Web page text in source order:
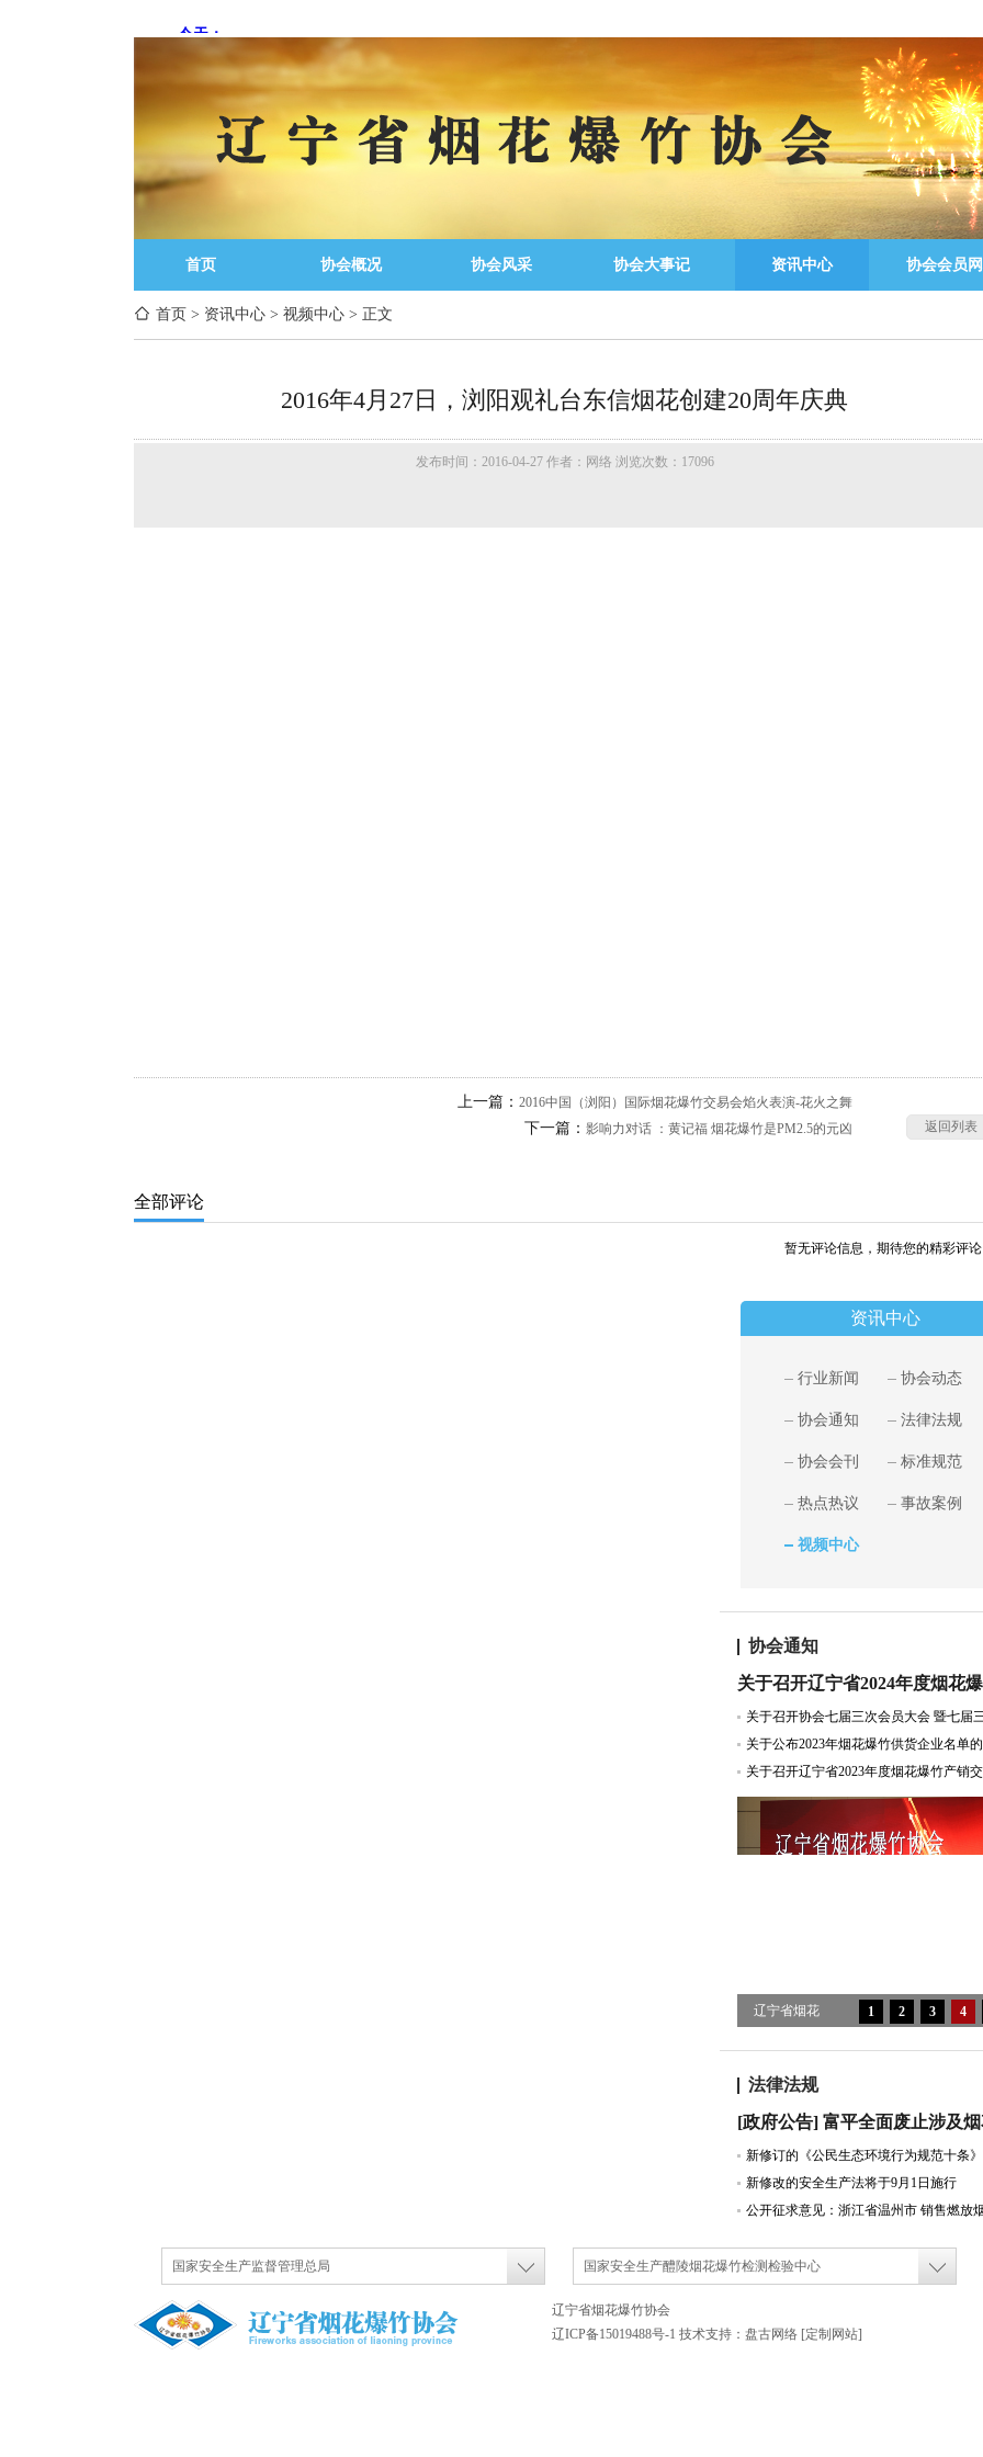
首页 协会概况 协会风采 协会大事记 资讯中心 协会会员
首页 > 资讯中心 > 视频中心 > 正文
2016年4月27日，浏阳观礼台东信烟花创建20周年庆典
发布时间：2016-04-27 作者：网络 浏览次数：17096
返回列表
上一篇： 2016中国（浏阳）国际烟花爆竹交易会焰火表演-花火之舞
下一篇： 影响力对话 ：黄记福 烟花爆竹是PM2.5的元凶
全部评论
暂无评论信息，期待您的精彩评
资讯中心
行业新闻 协会动态
协会通知 法律法规
协会会刊 标准规范
热点热议 事故案例
视频中心
协会通知
关于公布2023年烟花爆竹供货企业名单
1 2 3 4
辽宁省烟花
届四次理事
会暨七届四
圆满召开
法律法规
新修改的安全生产法将于9月1日施行
国家安全生产监督管理总局 国家安全生产醴陵烟花爆竹检测检验中心
辽宁省烟花爆竹协会
辽ICP备15019488号-1 技术支持： 盘古网络 [定制网站]